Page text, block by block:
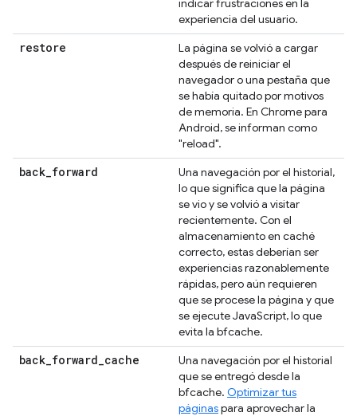
indicar frustraciones en la
experiencia del usuario.
restore
La página se volvió a cargar
después de reiniciar el
navegador o una pestaña que
se había quitado por motivos
de memoria. En Chrome para
Android, se informan como
"reload".
back_forward
Una navegación por el historial,
lo que significa que la página
se vio y se volvió a visitar
recientemente. Con el
almacenamiento en caché
correcto, estas deberían ser
experiencias razonablemente
rápidas, pero aún requieren
que se procese la página y que
se ejecute JavaScript, lo que
evita la bfcache.
back_forward_cache
Una navegación por el historial
que se entregó desde la
bfcache. Optimizar tus
páginaspara aprovechar la